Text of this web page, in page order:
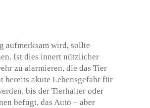
aufmerksam wird, sollte
Ist dies innert nützlicher
zu alarmieren, die das Tier
bereits akute Lebensgefahr für
bis der Tierhalter oder
befugt, das Auto – aber